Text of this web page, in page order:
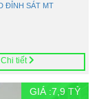
ĐỈNH SÁT MT
Chi tiết
GIÁ :7,9 TỶ